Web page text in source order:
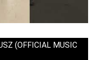
(OFFICIAL MUSIC